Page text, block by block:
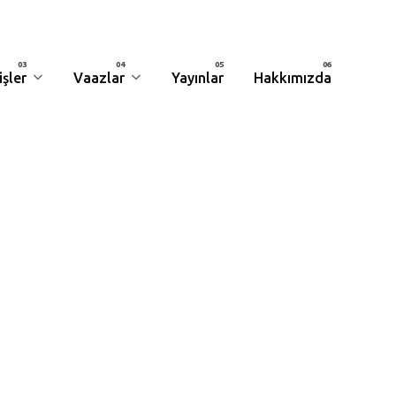
Vaazlar Yayınlar Hakkımızda